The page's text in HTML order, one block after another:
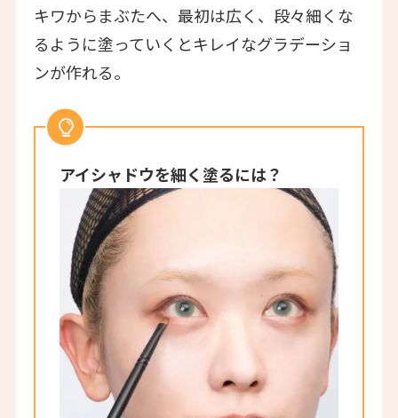
キワからまぶたへ、最初は広く、段々細くな
るように塗っていくとキレイなグラデーショ
ンが作れる。
アイシャドウを細く塗るには？